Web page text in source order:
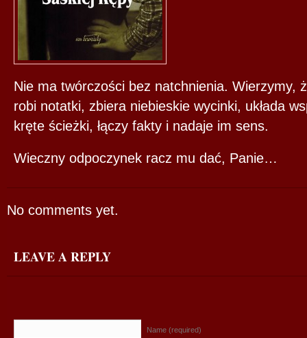
Nie ma twórczości bez natchnienia. Wierzymy,
robi notatki, zbiera niebieskie wycinki, układa
kręte ścieżki, łączy fakty i nadaje im sens.
Wieczny odpoczynek racz mu dać, Panie…
No comments yet.
LEAVE A REPLY
Name (required)